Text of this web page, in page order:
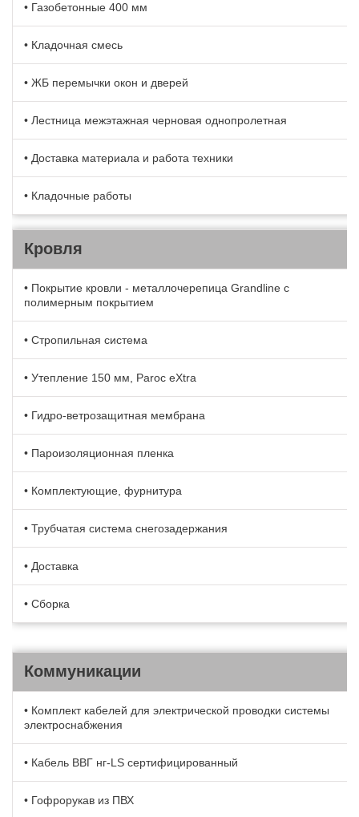
• Газобетонные 400 мм
• Кладочная смесь
• ЖБ перемычки окон и дверей
• Лестница межэтажная черновая однопролетная
• Доставка материала и работа техники
• Кладочные работы
Кровля
• Покрытие кровли - металлочерепица Grandline с
полимерным покрытием
• Стропильная система
• Утепление 150 мм, Paroc eXtra
• Гидро-ветрозащитная мембрана
• Пароизоляционная пленка
• Комплектующие, фурнитура
• Трубчатая система снегозадержания
• Доставка
• Сборка
Коммуникации
• Комплект кабелей для электрической проводки системы
электроснабжения
• Кабель BBГ нг-LS сертифицированный
• Гофрорукав из ПВХ